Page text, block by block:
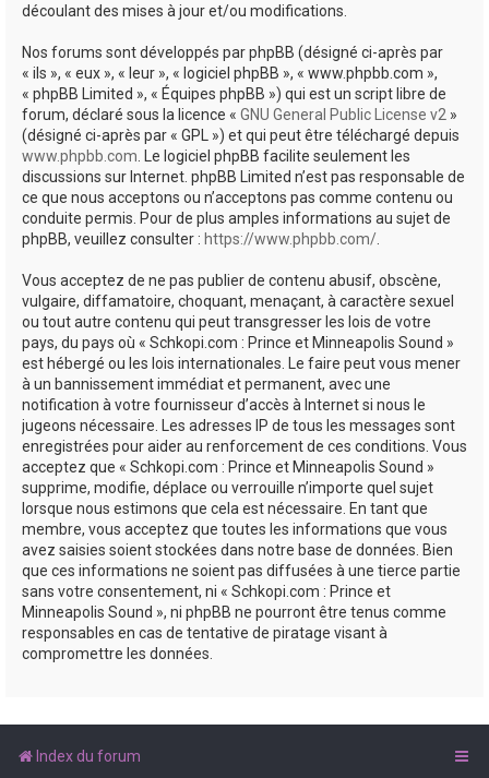
découlant des mises à jour et/ou modifications.
Nos forums sont développés par phpBB (désigné ci-après par
« ils », « eux », « leur », « logiciel phpBB », « www.phpbb.com »,
« phpBB Limited », « Équipes phpBB ») qui est un script libre de
forum, déclaré sous la licence « GNU General Public License v2 »
(désigné ci-après par « GPL ») et qui peut être téléchargé depuis
www.phpbb.com . Le logiciel phpBB facilite seulement les
discussions sur Internet. phpBB Limited n’est pas responsable de
ce que nous acceptons ou n’acceptons pas comme contenu ou
conduite permis. Pour de plus amples informations au sujet de
phpBB, veuillez consulter : https://www.phpbb.com/
Vous acceptez de ne pas publier de contenu abusif, obscène,
vulgaire, diffamatoire, choquant, menaçant, à caractère sexuel
ou tout autre contenu qui peut transgresser les lois de votre
pays, du pays où « Schkopi.com : Prince et Minneapolis Sound »
est hébergé ou les lois internationales. Le faire peut vous mener
à un bannissement immédiat et permanent, avec une
notification à votre fournisseur d’accès à Internet si nous le
jugeons nécessaire. Les adresses IP de tous les messages sont
enregistrées pour aider au renforcement de ces conditions. Vous
acceptez que « Schkopi.com : Prince et Minneapolis Sound »
supprime, modifie, déplace ou verrouille n’importe quel sujet
lorsque nous estimons que cela est nécessaire. En tant que
membre, vous acceptez que toutes les informations que vous
avez saisies soient stockées dans notre base de données. Bien
que ces informations ne soient pas diffusées à une tierce partie
sans votre consentement, ni « Schkopi.com : Prince et
Minneapolis Sound », ni phpBB ne pourront être tenus comme
responsables en cas de tentative de piratage visant à
compromettre les données.
Index du forum